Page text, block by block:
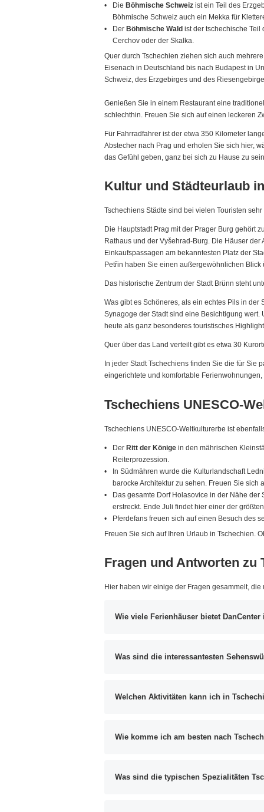
DieBöhmische Schweiz ist ein Teil des
Böhmische Schweiz auch ein Mekka für
DerBöhmische Wald ist der tschechische
Cerchov oder der Skalka.
Quer durch Tschechien ziehen sich auch
Eisenach in Deutschland bis nach Budapest in
Schweiz, des Erzgebirges und des
Genießen Sie in einem Restaurant eine
schlechthin. Freuen Sie sich auf einen leckeren
Für Fahrradfahrer ist der etwa 350 Kilometer
Abstecher nach Prag und erholen Sie sich hier,
das Gefühl geben, ganz bei sich zu Hause zu
Kultur und Städteurlaub
Tschechiens Städte sind bei vielen Touristen
Die Hauptstadt Prag mit der Prager Burg gehört
Rathaus und der Vyšehrad-Burg. Die Häuser
Einkaufspassagen am bekanntesten Platz der
Petřin haben Sie einen außergewöhnlichen Blick
Das historische Zentrum der Stadt Brünn steht
Was gibt es Schöneres, als ein echtes Pils in
Synagoge der Stadt sind eine Besichtigung wert.
heute als ganz besonderes touristisches
Quer über das Land verteilt gibt es etwa 30
In jeder Stadt Tschechiens finden Sie die für Sie
eingerichtete und komfortable
Tschechiens UNESCO-
Tschechiens UNESCO-Weltkulturerbe ist
DerRitt der Könige in den mährischen
Reiterprozession.
In Südmähren wurde die Kulturlandschaft
barocke Architektur zu sehen. Freuen Sie sich
Das gesamte Dorf Holasovice in der Nähe
erstreckt. Ende Juli findet hier einer der
Pferdefans freuen sich auf einen Besuch des
Freuen Sie sich auf Ihren Urlaub in Tschechien.
Fragen und Antworten zu
Hier haben wir einige der Fragen gesammelt,
Wie viele Ferienhäuser bietet
Was sind die interessantesten
Welchen Aktivitäten kann ich in
Wie komme ich am besten nach
Was sind die typischen Spezialitäten